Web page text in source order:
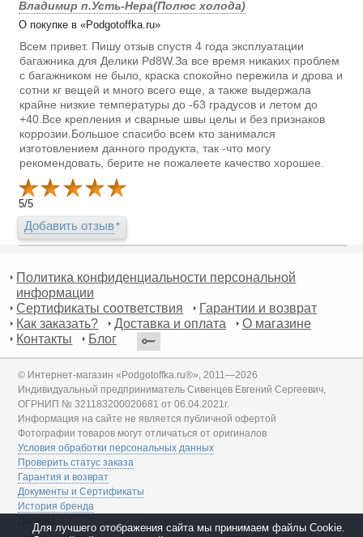
Владимир п.Усть-Нера(Полюс холода)
О покупке в «Podgotoffka.ru»
Всем привет. Пишу отзыв спустя 4 года эксплуатации
багажника для Делики Pd8W.За все время никаких проблем
с багажником не было, краска спокойно пережила и дрова и
сотни кг вещей и много всего еще, а также выдержала
крайне низкие температуры до -63 градусов и летом до
+40.Все крепления и сварные швы целы и без признаков
коррозии.Большое спасибо всем кто занимался
изготовлением данного продукта, так -что могу
рекомендовать, берите не пожалеете качество хорошее.
5/5
Добавить отзыв
Политика конфиденциальности персональной
информации
Сертификаты соответствия
Гарантии и возврат
Как заказать?
Доставка и оплата
О магазине
Контакты
Блог
© Интернет-магазин «Podgotoffka.ru®», 2011—2026
Индивидуальный предприниматель Сивенцев Евгений Сергеевич,
ОГРНИП № 321183200020681 от 06.04.2021г.
Информация на сайте не является публичной офертой
Фотографии товаров могут отличаться от оригиналов
Условия обработки персональных данных
Проверить статус заказа
Гарантия и возврат
Документы и Сертификаты
История бренда
Для лучшего отображения сайта мы принимаем файлы Cookie.